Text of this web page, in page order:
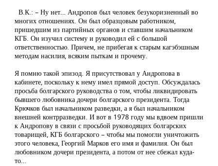
В.К.: – Ну нет… Андропов был человек безукоризненный во
многих отношениях. Он был образцовым работником,
пришедшим из партийных органов и ставшим начальником
КГБ. Он изучил систему и руководил ей с большой
ответственностью. Причем, не прибегая к старым кагэбэшным
методам насилия, всяким пыткам и прочему.
Я помню такой эпизод. Я присутствовал у Андропова в
кабинете, поскольку к нему имел прямой доступ. Обсуждалась
просьба болгарского руководства о том, чтобы ликвидировать
бывшего любовника дочери болгарского президента. Тогда
Крючков был начальником разведки, а я был начальником
внешней контрразведки. И вот в 1978 году мы вдвоем пришли
к Андропову в связи с просьбой руководящих болгарских
товарищей, КГБ болгарского – чтобы мы помогли уничтожить
этого человека, Георгий Марков его имя и фамилия. Он был
любовником дочери президента, а потом от нее сбежал куда-
то…